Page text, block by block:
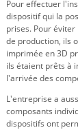
Pour effectuer
dispositif qui la
prises. Pour
de production, ils
imprimée en 3D
ils étaient prêts à
l'arrivée des
L'entreprise a
composants
dispositifs ont